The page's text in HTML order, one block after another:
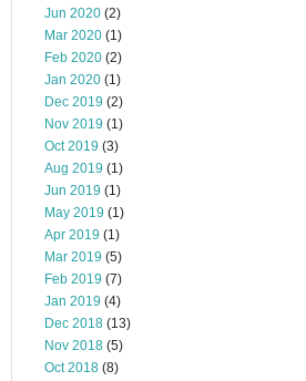
Jun 2020 (2)
Mar 2020 (1)
Feb 2020 (2)
Jan 2020 (1)
Dec 2019 (2)
Nov 2019 (1)
Oct 2019 (3)
Aug 2019 (1)
Jun 2019 (1)
May 2019 (1)
Apr 2019 (1)
Mar 2019 (5)
Feb 2019 (7)
Jan 2019 (4)
Dec 2018 (13)
Nov 2018 (5)
Oct 2018 (8)